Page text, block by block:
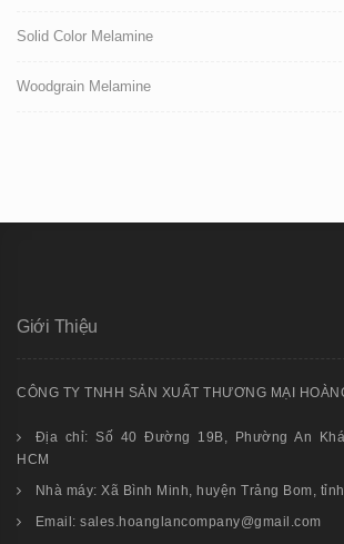
Solid Color Melamine
Woodgrain Melamine
Giới Thiệu
CÔNG TY TNHH SẢN XUẤT THƯƠNG MẠI
Địa chỉ: Số 40 Đường 19B, Phường An
HCM
Nhà máy: Xã Bình Minh, huyện Trảng Bom,
Email: sales.hoanglancompany@gmail.com